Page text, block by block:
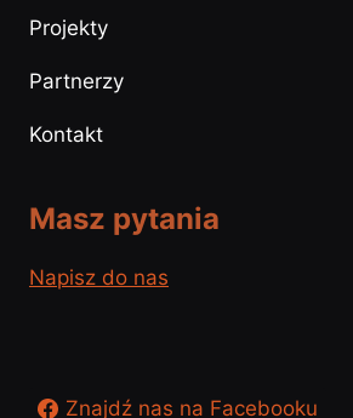
Projekty
Partnerzy
Kontakt
Masz pytania
Napisz do nas
Znajdź nas na Facebooku